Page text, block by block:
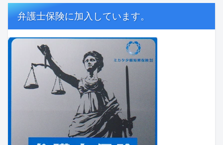
弁護士保険に加入しています。